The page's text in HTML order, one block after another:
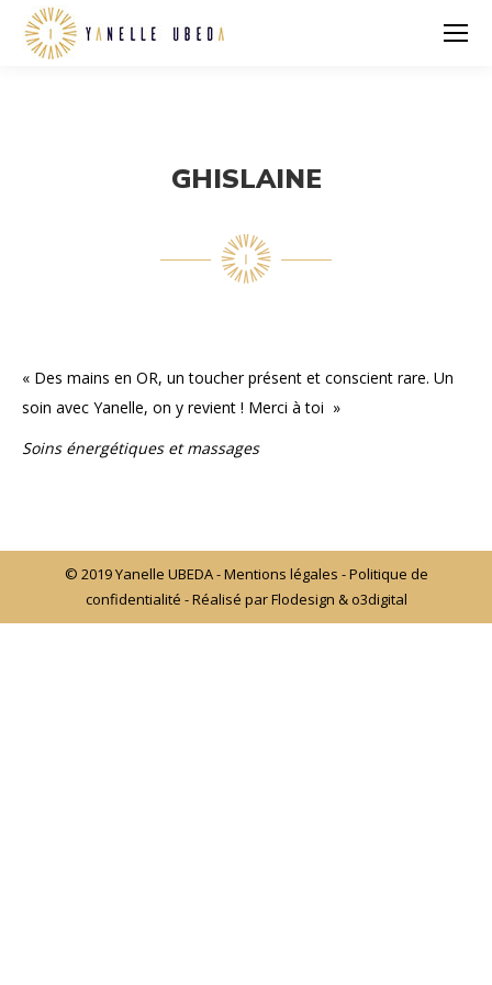
GHISLAINE
« Des mains en OR, un toucher présent et conscient rare. Un
soin avec Yanelle, on y revient ! Merci à toi »
Soins énergétiques et massages
© 2019 Yanelle UBEDA -Mentions légales -Politique de
confidentialité - Réalisé parFlodesign &o3digital